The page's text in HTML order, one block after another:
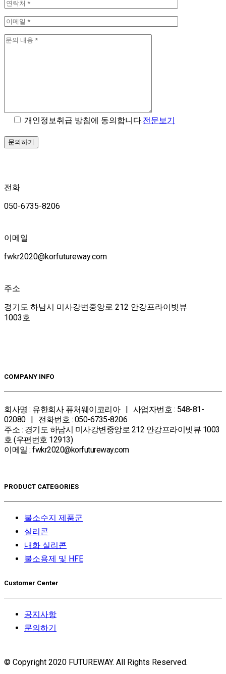
개인정보취급 방침에 동의합니다.전문보기
전화
050-6735-8206
이메일
fwkr2020@korfutureway.com
주소
경기도 하남시 미사강변중앙로 212 안강프라이빗뷰
1003호
COMPANY INFO
회사명 : 유한회사 퓨처웨이코리아 | 사업자번호 : 548-81-
02080 | 전화번호 : 050-6735-8206
주소 : 경기도 하남시 미사강변중앙로 212 안강프라이빗뷰 1003
호 (우편번호 12913)
이메일 : fwkr2020@korfutureway.com
PRODUCT CATEGORIES
불소수지 제품군
실리콘
내화 실리콘
불소용제 및 HFE
Customer Center
공지사항
문의하기
© Copyright 2020 FUTUREWAY. All Rights Reserved.